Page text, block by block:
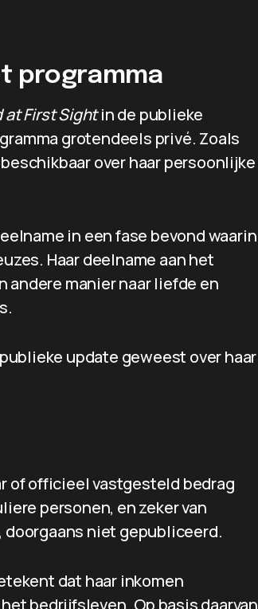
programma
at First Sightin de publieke
grotendeels privé. Zoals
over haar persoonlijke
in een fase bevond waarin
Haar deelname aan het
andere manier naar liefde en
update geweest over haar
of officieel vastgesteld bedrag
personen, en zeker van
niet gepubliceerd.
dat haar inkomen
bedrijfsleven. Op basis daarvan